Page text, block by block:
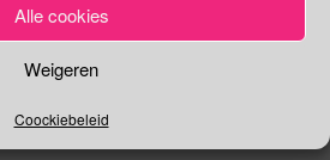
Alle cookies
Weigeren
Coockiebeleid